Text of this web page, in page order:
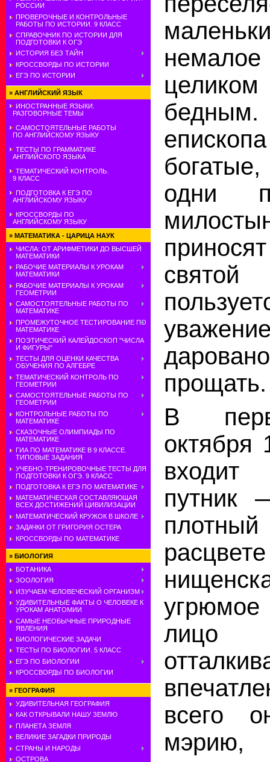
РОССИИ
ПРОВЕРОЧНЫЕ И КОНТРОЛЬНЫЕ
РАБОТЫ ПО ИСТОРИИ. 9 КЛАСС
СПРАВОЧНИК ПО ИСТОРИИ ДЛЯ
ПОДГОТОВКИ К ОГЭ
ИСТОРИЯ БЕЗ ТАЙН
КРОССВОРДЫ ПО ИСТОРИИ
ЕГЭ ПО ИСТОРИИ
» АНГЛИЙСКИЙ ЯЗЫК
ИНОСТРАННЫЕ ЯЗЫКИ.
РАЗГОВОРНЫЕ ТЕМЫ
САМОСТОЯТЕЛЬНЫЕ РАБОТЫ
ПО АНГЛИЙСКОМУ ЯЗЫКУ
ТЕСТЫ ПО ГРАММАТИКЕ
АНГЛИЙСКОГО ЯЗЫКА
ТЕМАТИЧЕСКИЙ КОНТРОЛЬ.
9 КЛАСС
ПОДГОТОВКА К ЕГЭ ПО
АНГЛИЙСКОМУ ЯЗЫКУ
КРОССВОРДЫ ПО
АНГЛИЙСКОМУ ЯЗЫКУ
» МАТЕМАТИКА - ЦАРИЦА НАУК
ЧИСЛА: ОТ АРИФМЕТИКИ ДО ВЫСШЕЙ
МАТЕМАТИКИ
РАБОЧИЕ МАТЕРИАЛЫ К УРОКАМ
МАТЕМАТИКИ
РАБОЧИЕ МАТЕРИАЛЫ К УРОКАМ
ГЕОМЕТРИИ
САМОСТОЯТЕЛЬНЫЕ РАБОТЫ ПО
МАТЕМАТИКЕ
ПРОМЕЖУТОЧНОЕ ТЕСТИРОВАНИЕ ПО
МАТЕМАТИКЕ
ПОЭТИЧЕСКИЙ КАЛЕЙДОСКОП "ЧИСЛА
И ФИГУРЫ"
ТЕСТЫ ДЛЯ ОЦЕНКИ КАЧЕСТВА
ОБУЧЕНИЯ ПО АЛГЕБРЕ
ТЕМАТИЧЕСКИЙ КОНТРОЛЬ ПО
ГЕОМЕТРИИ
САМОСТОЯТЕЛЬНЫЕ РАБОТЫ ПО
ГЕОМЕТРИИ
КОНТРОЛЬНЫЕ РАБОТЫ ПО
МАТЕМАТИКЕ
СКАЗОЧНЫЕ ОЛИМПИАДЫ ПО
МАТЕМАТИКЕ
ГИА ПО МАТЕМАТИКЕ В 9 КЛАССЕ.
ТИПОВЫЕ ЗАДАНИЯ
УЧЕБНО-ТРЕНИРОВОЧНЫЕ ТЕСТЫ ДЛЯ
ПОДГОТОВКИ К ОГЭ. 9 КЛАСС
ПОДГОТОВКА К ЕГЭ ПО МАТЕМАТИКЕ
МАТЕМАТИЧЕСКАЯ СОСТАВЛЯЮЩАЯ
ВСЕХ ДОСТИЖЕНИЙ ЦИВИЛИЗАЦИИ
МАТЕМАТИЧЕСКИЙ КРУЖОК В ШКОЛЕ
ЗАДАЧКИ ОТ ГРИГОРИЯ ОСТЕРА
КРОССВОРДЫ ПО МАТЕМАТИКЕ
» БИОЛОГИЯ
БОТАНИКА
ЗООЛОГИЯ
ИЗУЧАЕМ ЧЕЛОВЕЧЕСКИЙ ОРГАНИЗМ
УДИВИТЕЛЬНЫЕ ФАКТЫ О ЧЕЛОВЕКЕ К
УРОКАМ АНАТОМИИ
САМЫЕ НЕОБЫЧНЫЕ ПРИРОДНЫЕ
ЯВЛЕНИЯ
БИОЛОГИЧЕСКИЕ ЗАДАЧИ
ТЕСТЫ ПО БИОЛОГИИ. 5 КЛАСС
ЕГЭ ПО БИОЛОГИИ
КРОССВОРДЫ ПО БИОЛОГИИ
» ГЕОГРАФИЯ
УДИВИТЕЛЬНАЯ ГЕОГРАФИЯ
КАК ОТКРЫВАЛИ НАШУ ЗЕМЛЮ
ПЛАНЕТА ЗЕМЛЯ
ВЕЛИКИЕ ЗАГАДКИ ПРИРОДЫ
СТРАНЫ И НАРОДЫ
ОСТРОВА
немалое
одни
прощать.
В
октября
входит
путник
лицо
всего